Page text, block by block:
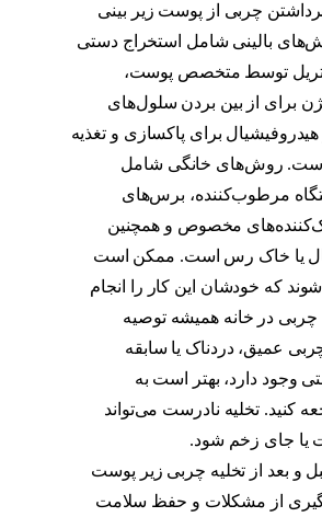
چربی از پوست زیر بینی
بالینی شامل استخراج دستی
توسط متخصص پوست،
برای از بین بردن سلول‌های
برای پاکسازی و تغذیه
روش‌های خانگی شامل
مرطوب‌کننده، برس‌های
مخصوص و همچنین
یا خاک رس است. ممکن است
که خودشان این کار را انجام
چربی در خانه همیشه توصیه
عمیق، دردناک یا سابقه
وجود دارد، بهتر است به
کنید. تخلیه نادرست می‌تواند
یا جای زخم شود.
و بعد از تخلیه چربی زیر پوست
از مشکلات و حفظ سلامت